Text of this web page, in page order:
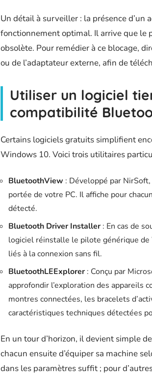
Un détail à surveiller : la présence
fonctionnement optimal. Il arrive que le
obsolète. Pour remédier à ce blocage,
ou de l’adaptateur externe, afin de
Utiliser un logiciel
compatibilité
Certains logiciels gratuits simplifient
Windows 10. Voici trois utilitaires
BluetoothView : Développé par
portée de votre PC. Il affiche pour
détecté.
Bluetooth Driver Installer : En cas de
logiciel réinstalle le pilote générique
liés à la connexion sans fil.
BluetoothLEExplorer : Conçu par
approfondir l’exploration des appareils
montres connectées, les bracelets
caractéristiques techniques détectées
En un tour d’horizon, il devient simple
chacun ensuite d’équiper sa machine
dans les paramètres suffit ; pour